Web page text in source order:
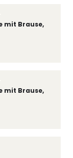
mit Brause,
mit Brause,